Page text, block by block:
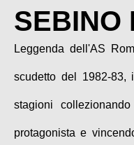
SEBINO
Leggenda dell'AS
scudetto del 1982-83,
stagioni
protagonista e